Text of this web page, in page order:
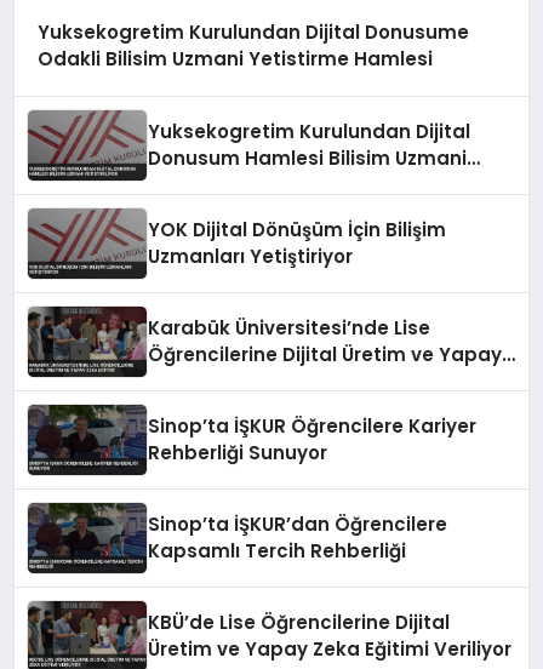
Yuksekogretim Kurulundan Dijital Donusume
Odakli Bilisim Uzmani Yetistirme Hamlesi
Yuksekogretim Kurulundan Dijital
Donusum Hamlesi Bilisim Uzmani
YOK Dijital Dönüşüm İçin Bilişim
Uzmanları Yetiştiriyor
Karabük Üniversitesi’nde Lise
Öğrencilerine Dijital Üretim ve Yapay
Sinop’ta İŞKUR Öğrencilere Kariyer
Rehberliği Sunuyor
Sinop’ta İŞKUR’dan Öğrencilere
Kapsamlı Tercih Rehberliği
KBÜ’de Lise Öğrencilerine Dijital
Üretim ve Yapay Zeka Eğitimi Veriliyor